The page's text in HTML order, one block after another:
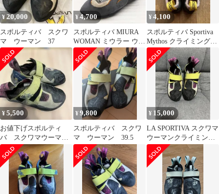
¥20,000
スポルティバ スクワ
マ ウーマン 37
¥4,700
スポルティバ MIURA
WOMAN ミウラー ウー
マン 36 LA SPORTIVA
クライミングシューズ
ボルダリング
¥4,100
スポルティバ Sportiva
Mythos クライミングシ
ューズサイズ36.5
¥5,500
お値下げスポルティ
バ スクワマウーマ
ン 35/5
¥9,800
スポルティバ スクワ
マ ウーマン 39.5
¥ 15,000
LA SPORTIVA スクワマ
ウーマンクライミング
シューズ 36.5